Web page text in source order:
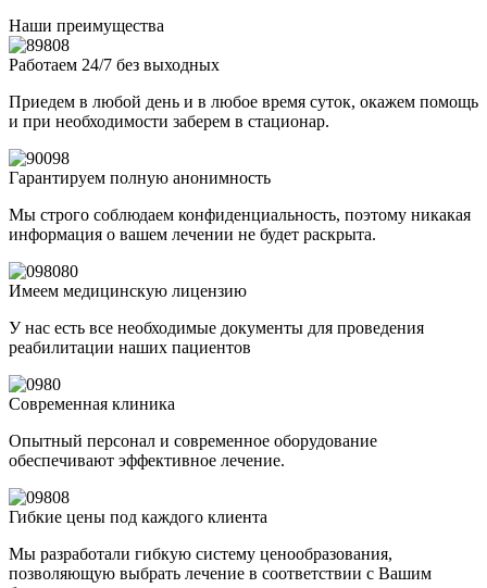
Наши преимущества
Работаем 24/7 без выходных
Приедем в любой день и в любое время суток, окажем помощь
и при необходимости заберем в стационар.
Гарантируем полную анонимность
Мы строго соблюдаем конфиденциальность, поэтому никакая
информация о вашем лечении не будет раскрыта.
Имеем медицинскую лицензию
У нас есть все необходимые документы для проведения
реабилитации наших пациентов
Современная клиника
Опытный персонал и современное оборудование
обеспечивают эффективное лечение.
Гибкие цены под каждого клиента
Мы разработали гибкую систему ценообразования,
позволяющую выбрать лечение в соответствии с Вашим